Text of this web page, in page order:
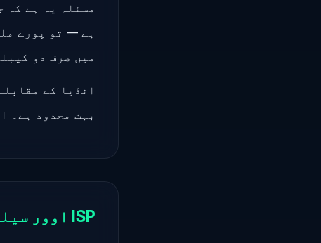
میں صرف دو کیبلز متاثر
بہت محدود ہے۔
ISP اوور سیلنگ — بینڈوتھ شیئرنگ